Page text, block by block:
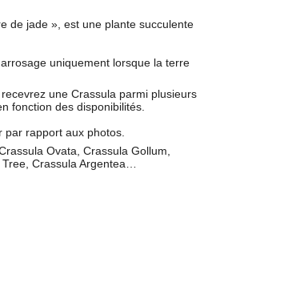
de jade », est une plante succulente
arrosage uniquement lorsque la terre
une Crassula parmi plusieurs
fonction des disponibilités.
rapport aux photos.
Ovata, Crassula Gollum,
Crassula Argentea…